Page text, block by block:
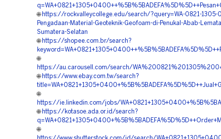
🌐 https://rockvalleycollege.edu/search/?query=WA-0821-1305-
Pengadaan-Material-Geoteknik-Geofoam-di-Penukal-Abab-
Sumatera-Selatan
🌐 https://shopee.com.br/search?
🌐
https://au.carousell.com/search/
🌐 https://www.ebay.com.tw/search?
🌐
https://ie.linkedin.com/jobs/
🌐 https://kotasoe.ada.or.id/search?
🌐